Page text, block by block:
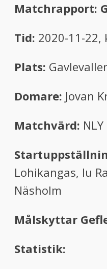
Matchrapport:
Tid: 2020-11-22,
Plats:
Domare: Jovan
Matchvärd:
Lohikangas, Iu
Näsholm
Målskyttar
Statistik: